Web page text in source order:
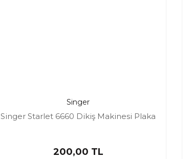
Singer
Singer Starlet 6660 Dikiş Makinesi Plaka
200,00 TL